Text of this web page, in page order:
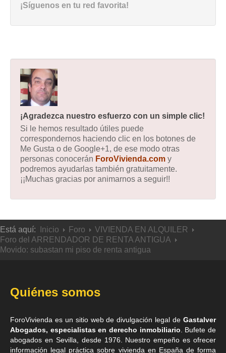
¡Síguenos en tu red favorita!
¡Agradezca nuestro esfuerzo con un simple clic!
Si le hemos resultado útiles puede
correspondernos haciendo clic en los botones de
Me Gusta o de Google+1, de ese modo otras
personas conocerán ForoVivienda.com y
podremos ayudarlas también gratuitamente.
¡¡Muchas gracias por animarnos a seguir!!
Está aquí: Inicio Foro
VIVIENDA EN ALQUILER
Foro del ARRENDADOR DE RENTA ANTIGUA
Movido: subastan mi piso de renta antigua
Quiénes somos
ForoVivienda es un sitio web de divulgación legal de Gastalver
Abogados, especialistas en derecho inmobiliario . Bufete de
abogados en Sevilla , desde 1976. Nuestro empeño es ofrecer
información legal práctica sobre vivienda en España de forma